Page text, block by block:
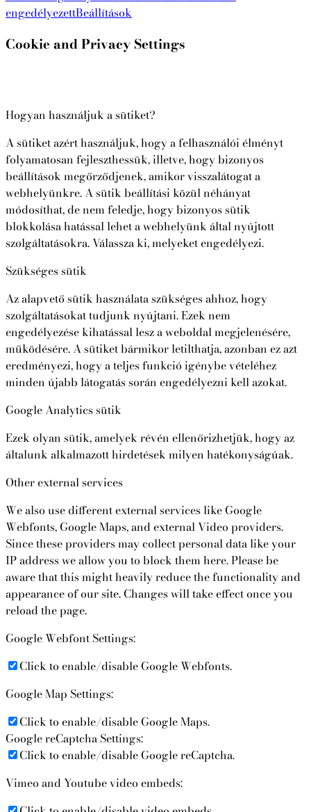
engedélyezettBeállítások
Cookie and Privacy Settings
Hogyan használjuk a sütiket?
A sütiket azért használjuk, hogy a felhasználói élményt
folyamatosan fejleszthessük, illetve, hogy bizonyos
beállítások megőrződjenek, amikor visszalátogat a
webhelyünkre. A sütik beállítási közül néhányat
módosíthat, de nem feledje, hogy bizonyos sütik
blokkolása hatással lehet a webhelyünk által nyújtott
szolgáltatásokra. Válassza ki, melyeket engedélyezi.
Szükséges sütik
Az alapvető sütik használata szükséges ahhoz, hogy
szolgáltatásokat tudjunk nyújtani. Ezek nem
engedélyezése kihatással lesz a weboldal megjelenésére,
működésére. A sütiket bármikor letilthatja, azonban ez azt
eredményezi, hogy a teljes funkció igénybe vételéhez
minden újabb látogatás során engedélyezni kell azokat.
Google Analytics sütik
Ezek olyan sütik, amelyek révén ellenőrizhetjük, hogy az
általunk alkalmazott hirdetések milyen hatékonyságúak.
Other external services
We also use different external services like Google
Webfonts, Google Maps, and external Video providers.
Since these providers may collect personal data like your
IP address we allow you to block them here. Please be
aware that this might heavily reduce the functionality and
appearance of our site. Changes will take effect once you
reload the page.
Google Webfont Settings:
Click to enable/disable Google Webfonts.
Google Map Settings:
Click to enable/disable Google Maps.
Google reCaptcha Settings:
Click to enable/disable Google reCaptcha.
Vimeo and Youtube video embeds: